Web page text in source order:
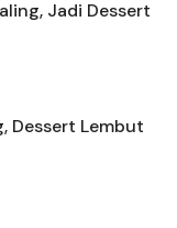
Jadi Dessert
Dessert Lembut